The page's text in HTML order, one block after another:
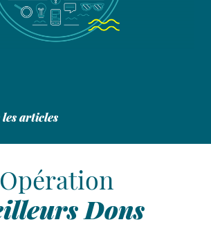
On parle de vous
avenue de Wagram
Paris
bathyscaphe.fr
articles
Opération
Dons